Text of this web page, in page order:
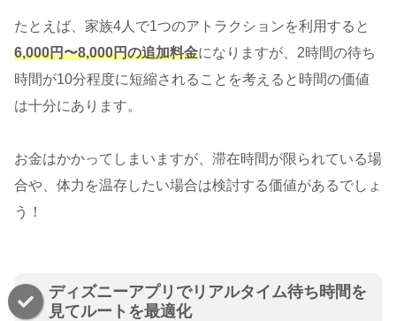
たとえば、家族4人で1つのアトラクションを利用すると
6,000円〜8,000円の追加料金になりますが、2時間の待ち
時間が10分程度に短縮されることを考えると時間の価値
は十分にあります。
お金はかかってしまいますが、滞在時間が限られている場
合や、体力を温存したい場合は検討する価値があるでしょ
う！
ディズニーアプリでリアルタイム待ち時間を
見てルートを最適化